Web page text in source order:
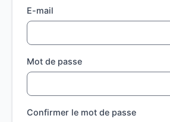
E-mail
Mot de passe
Confirmer le mot de passe